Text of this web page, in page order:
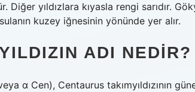
yıldızlara kıyasla rengi sarıdır.
kuzey iğnesinin yönünde yer alır.
ADI NEDIR?
α Cen), Centaurus takımyıldızının